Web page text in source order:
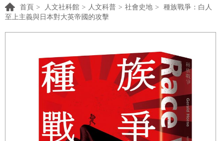
首頁 > 人文社科館 > 人文科普 > 社會史地 >
種族戰爭：白人
至上主義與日本對大英帝國的攻擊